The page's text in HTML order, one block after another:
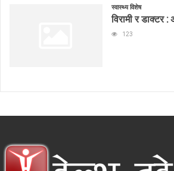
स्वास्थ्य विशेष
विरामी र डाक्टर
123